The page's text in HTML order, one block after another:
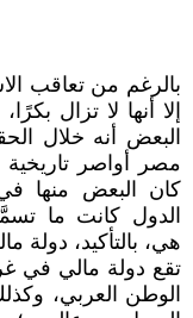
بالرغم من تعاقب
إلا أنها لا تزال
البعض أنه خلال
مصر أواصر تاريخية
كان البعض منها
الدول كانت ما
هي، بالتأكيد، دولة
تقع دولة مالي في
الوطن العربي،